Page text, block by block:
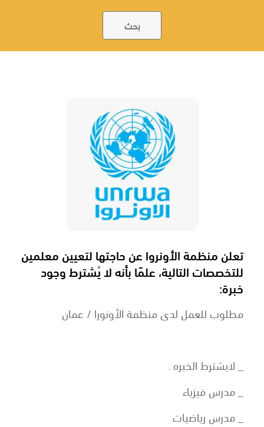
تعلن منظمة الأونروا عن حاجتها لتعيين معلمين
للتخصصات التالية، علمًا بأنه لا يُشترط وجود
خبرة:
مطلوب للعمل لدى منظمة الأونورا / عمان
_ لايشترط الخبره .
_ مدرس فيزياء
_ مدرس رياضيات